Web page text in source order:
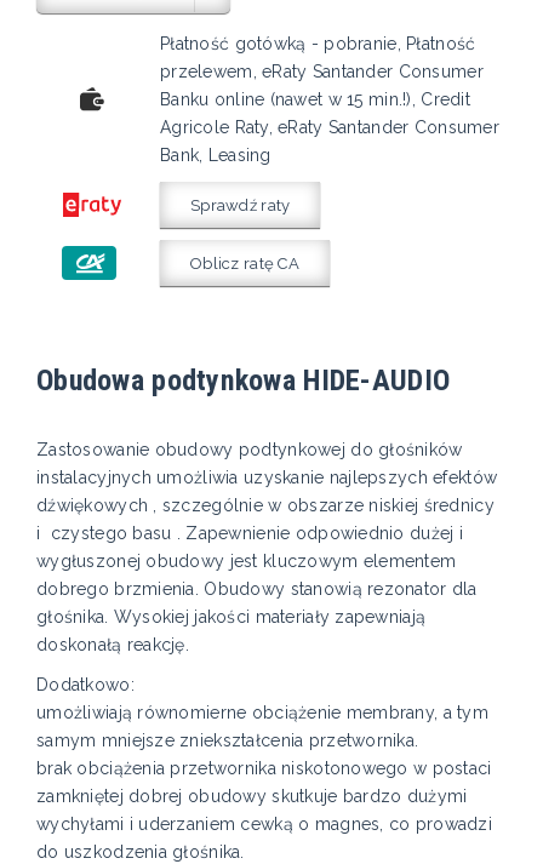
Płatność gotówką - pobranie, Płatność
przelewem, eRaty Santander Consumer
Banku online (nawet w 15 min.!), Credit
Agricole Raty, eRaty Santander Consumer
Bank, Leasing
Sprawdź raty
Oblicz ratę CA
Obudowa podtynkowa HIDE-AUDIO
Zastosowanie obudowy podtynkowej do głośników
instalacyjnych umożliwia uzyskanie najlepszych efektów
dźwiękowych , szczególnie w obszarze niskiej średnicy
i czystego basu . Zapewnienie odpowiednio dużej i
wygłuszonej obudowy jest kluczowym elementem
dobrego brzmienia. Obudowy stanowią rezonator dla
głośnika. Wysokiej jakości materiały zapewniają
doskonałą reakcję.
Dodatkowo:
umożliwiają równomierne obciążenie membrany, a tym
samym mniejsze zniekształcenia przetwornika.
brak obciążenia przetwornika niskotonowego w postaci
zamkniętej dobrej obudowy skutkuje bardzo dużymi
wychyłami i uderzaniem cewką o magnes, co prowadzi
do uszkodzenia głośnika.